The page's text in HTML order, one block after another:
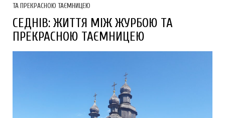
ТА ПРЕКРАСНОЮ ТАЄМНИЦЕЮ
СЕДНІВ: ЖИТТЯ МІЖ ЖУРБОЮ ТА
ПРЕКРАСНОЮ ТАЄМНИЦЕЮ